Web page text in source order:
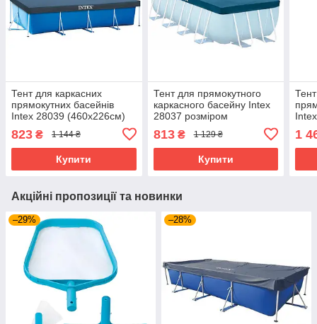
Тент для каркасних
прямокутних басейнів
Intex 28039 (460x226см)
823 ₴ 1 144 ₴
Купити
Тент для прямокутного
каркасного басейну Intex
28037 розміром
813₴ 1 129 ₴
Купити
1
Акційні пропозиції та новинки
–29% –28%